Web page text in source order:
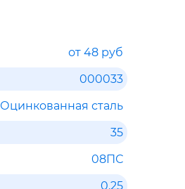
от 48 руб
000033
Оцинкованная сталь
35
08ПС
0.25